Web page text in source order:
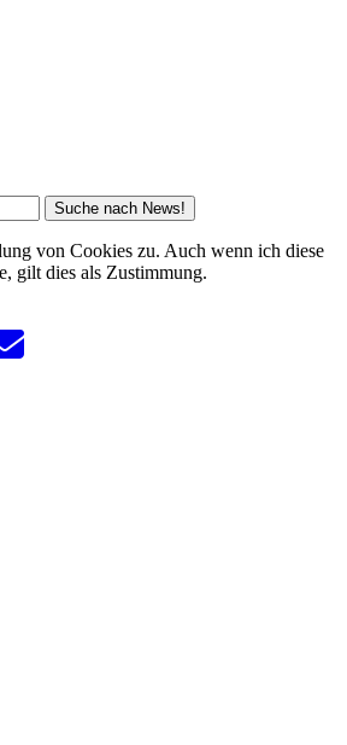
von Cookies zu. Auch wenn ich diese
gilt dies als Zustimmung.